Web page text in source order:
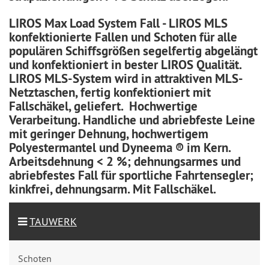
LIROS Max Load System Fall - LIROS MLS
konfektionierte Fallen und Schoten für alle
populären Schiffsgrößen segelfertig abgelängt
und konfektioniert in bester LIROS Qualität.
LIROS MLS-System wird in attraktiven MLS-
Netztaschen, fertig konfektioniert mit
Fallschäkel, geliefert. Hochwertige
Verarbeitung. Handliche und abriebfeste Leine
mit geringer Dehnung, hochwertigem
Polyestermantel und Dyneema ® im Kern.
Arbeitsdehnung < 2 %; dehnungsarmes und
abriebfestes Fall für sportliche Fahrtensegler;
kinkfrei, dehnungsarm. Mit Fallschäkel.
TAUWERK
Schoten